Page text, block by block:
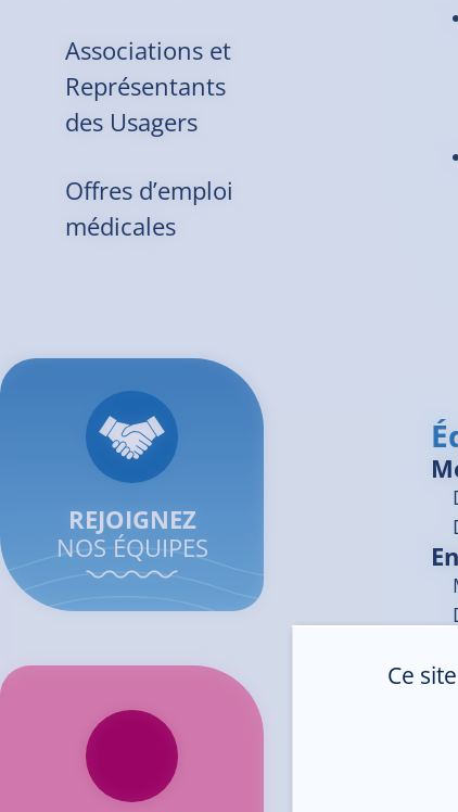
Associations et
Représentants
des Usagers
Offres d’emploi
médicales
REJOIGNEZ
NOS ÉQUIPES
Ce